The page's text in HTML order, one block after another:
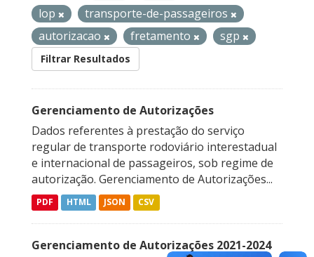
lop
transporte-de-passageiros
autorizacao
fretamento sgp
Filtrar Resultados
Gerenciamento de Autorizações
Dados referentes à prestação do serviço
regular de transporte rodoviário interestadual
e internacional de passageiros, sob regime de
autorização. Gerenciamento de Autorizações...
PDF HTML JSON CSV
Gerenciamento de Autorizações 2021-2024